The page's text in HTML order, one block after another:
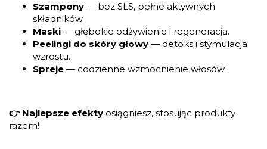
Szampony — bez SLS, pełne aktywnych
składników.
Maski — głębokie odżywienie i regeneracja.
Peelingi do skóry głowy — detoks i stymulacja
wzrostu.
Spreje — codzienne wzmocnienie włosów.
👉 Najlepsze efekty osiągniesz, stosując produkty
razem!